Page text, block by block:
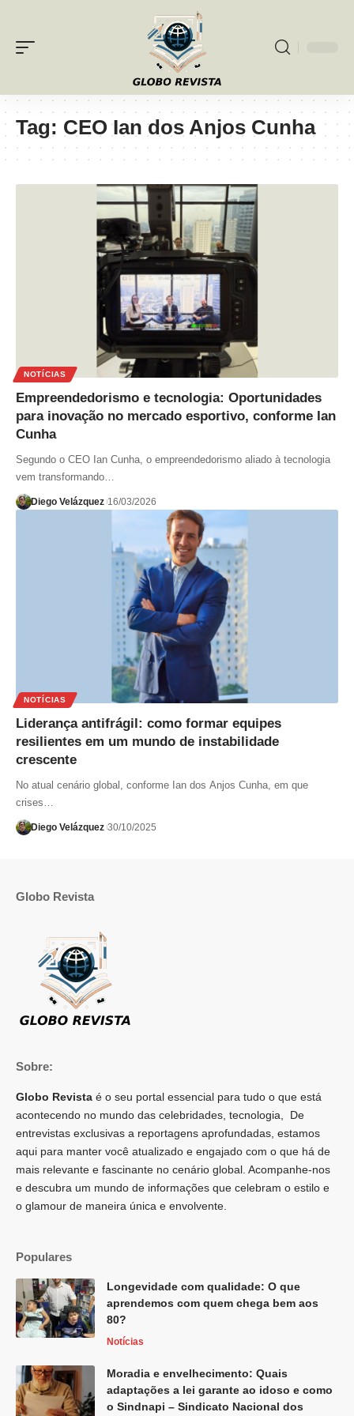
Tag: CEO Ian dos Anjos Cunha
NOTÍCIAS
Empreendedorismo e tecnologia: Oportunidades
para inovação no mercado esportivo, conforme Ian
Cunha
Segundo o CEO Ian Cunha, o empreendedorismo aliado à tecnologia
vem transformando…
Diego Velázquez 16/03/2026
NOTÍCIAS
Liderança antifrágil: como formar equipes
resilientes em um mundo de instabilidade
crescente
No atual cenário global, conforme Ian dos Anjos Cunha, em que
crises…
Diego Velázquez 30/10/2025
Globo Revista
Sobre:
Globo Revista é o seu portal essencial para tudo o que está
acontecendo no mundo das celebridades, tecnologia, De
entrevistas exclusivas a reportagens aprofundadas, estamos
aqui para manter você atualizado e engajado com o que há de
mais relevante e fascinante no cenário global. Acompanhe-nos
e descubra um mundo de informações que celebram o estilo e
o glamour de maneira única e envolvente.
Populares
Longevidade com qualidade: O que
aprendemos com quem chega bem aos
80?
Notícias
Moradia e envelhecimento: Quais
adaptações a lei garante ao idoso e como
o Sindnapi – Sindicato Nacional dos